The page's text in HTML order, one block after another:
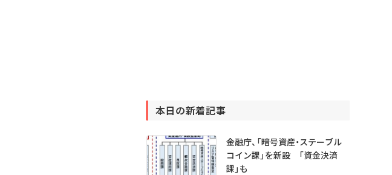
本日の新着記事
金融庁、「暗号資産・ステーブル
コイン課」を新設 「資金決済
課」も